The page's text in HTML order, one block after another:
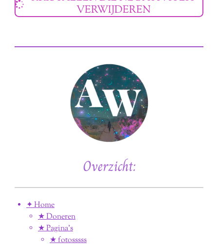
VERWIJDEREN
Overzicht:
✦ Home
★ Doneren
★ Pagina’s
★ fotosssss